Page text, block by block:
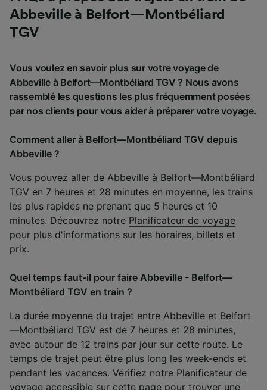
Abbeville à Belfort—Montbéliard
TGV
Vous voulez en savoir plus sur votre voyage de
Abbeville à Belfort—Montbéliard TGV ? Nous avons
rassemblé les questions les plus fréquemment posées
par nos clients pour vous aider à préparer votre voyage.
Comment aller à Belfort—Montbéliard TGV depuis
Abbeville ?
Vous pouvez aller de Abbeville à Belfort—Montbéliard
TGV en 7 heures et 28 minutes en moyenne, les trains
les plus rapides ne prenant que 5 heures et 10
minutes. Découvrez notre Planificateur de voyage
pour plus d'informations sur les horaires, billets et
prix.
Quel temps faut-il pour faire Abbeville - Belfort—
Montbéliard TGV en train ?
La durée moyenne du trajet entre Abbeville et Belfort
—Montbéliard TGV est de 7 heures et 28 minutes,
avec autour de 12 trains par jour sur cette route. Le
temps de trajet peut être plus long les week-ends et
pendant les vacances. Vérifiez notre Planificateur de
voyage accessible sur cette page pour trouver une